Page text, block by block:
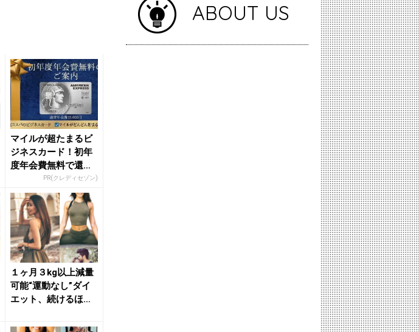
マイルが超たまるビ
ジネスカード！初年
度年会費無料で還元
率最大1.125%PR(クレディセゾン)
１ヶ月３kg以上減量
可能“運動なし”ダイ
エット、続けるほど
簡単...
ABOUT US